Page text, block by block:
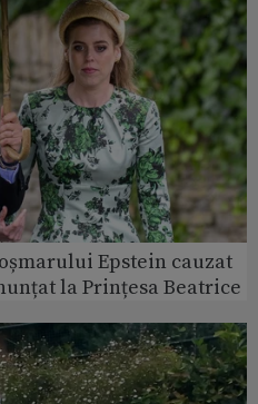
Epstein cauzat
la Prințesa Beatrice